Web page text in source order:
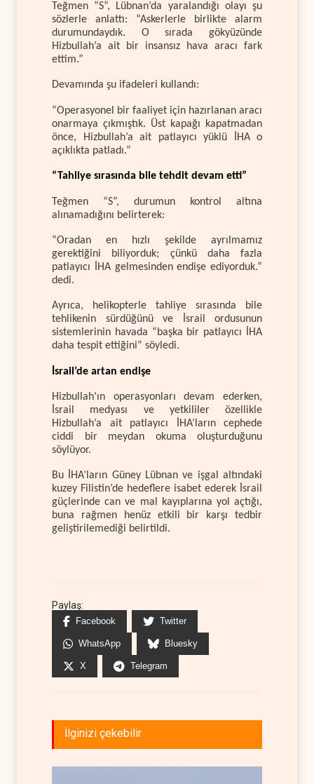
Teğmen “S”, Lübnan’da yaralandığı olayı şu
sözlerle anlattı:
“Askerlerle birlikte alarm
durumundaydık. O sırada gökyüzünde
Hizbullah’a ait bir insansız hava aracı fark
ettim.”
Devamında şu ifadeleri kullandı:
“Operasyonel bir faaliyet için hazırlanan aracı
onarmaya çıkmıştık. Üst kapağı kapatmadan
önce, Hizbullah’a ait patlayıcı yüklü İHA o
açıklıkta patladı.”
“Tahliye sırasında bile tehdit devam etti”
Teğmen “S”, durumun kontrol altına
alınamadığını belirterek:
“Oradan en hızlı şekilde ayrılmamız
gerektiğini biliyorduk; çünkü daha fazla
patlayıcı İHA gelmesinden endişe ediyorduk.”
dedi.
Ayrıca, helikopterle tahliye sırasında bile
tehlikenin sürdüğünü ve İsrail ordusunun
sistemlerinin havada “başka bir patlayıcı İHA
daha tespit ettiğini” söyledi.
İsrail’de artan endişe
Hizbullah’ın operasyonları devam ederken,
İsrail medyası ve yetkililer özellikle
Hizbullah’a ait patlayıcı İHA’ların cephede
ciddi bir meydan okuma oluşturduğunu
söylüyor.
Bu İHA’ların Güney Lübnan ve işgal altındaki
kuzey Filistin’de hedeflere isabet ederek İsrail
güçlerinde can ve mal kayıplarına yol açtığı,
buna rağmen henüz etkili bir karşı tedbir
geliştirilemediği belirtildi.
Paylaş:
Facebook Twitter
WhatsApp Bluesky
X Telegram
İlginizi çekebilir